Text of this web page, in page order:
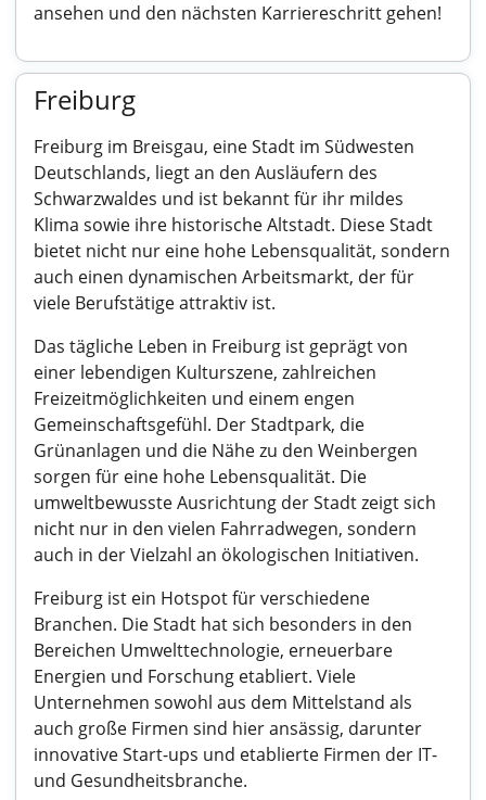
ansehen und den nächsten Karriereschritt gehen!
Freiburg
Freiburg im Breisgau, eine Stadt im Südwesten
Deutschlands, liegt an den Ausläufern des
Schwarzwaldes und ist bekannt für ihr mildes
Klima sowie ihre historische Altstadt. Diese Stadt
bietet nicht nur eine hohe Lebensqualität, sondern
auch einen dynamischen Arbeitsmarkt, der für
viele Berufstätige attraktiv ist.
Das tägliche Leben in Freiburg ist geprägt von
einer lebendigen Kulturszene, zahlreichen
Freizeitmöglichkeiten und einem engen
Gemeinschaftsgefühl. Der Stadtpark, die
Grünanlagen und die Nähe zu den Weinbergen
sorgen für eine hohe Lebensqualität. Die
umweltbewusste Ausrichtung der Stadt zeigt sich
nicht nur in den vielen Fahrradwegen, sondern
auch in der Vielzahl an ökologischen Initiativen.
Freiburg ist ein Hotspot für verschiedene
Branchen. Die Stadt hat sich besonders in den
Bereichen Umwelttechnologie, erneuerbare
Energien und Forschung etabliert. Viele
Unternehmen sowohl aus dem Mittelstand als
auch große Firmen sind hier ansässig, darunter
innovative Start-ups und etablierte Firmen der IT-
und Gesundheitsbranche.